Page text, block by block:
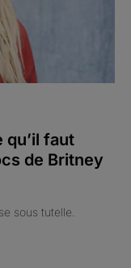
qu’il faut
de Britney
sous tutelle.